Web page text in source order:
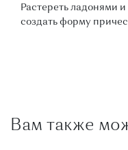
Растереть ладонями
создать форму
Вам также